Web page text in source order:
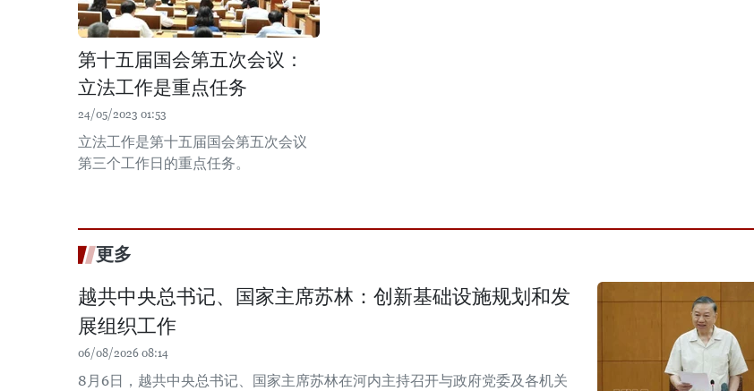
第十五届国会第五次会议：
立法工作是重点任务
24/05/2023 01:53
立法工作是第十五届国会第五次会议
第三个工作日的重点任务。
更多
越共中央总书记、国家主席苏林：创新基础设施规划和发
展组织工作
06/08/2026 08:14
8月6日，越共中央总书记、国家主席苏林在河内主持召开与政府党委及各机关